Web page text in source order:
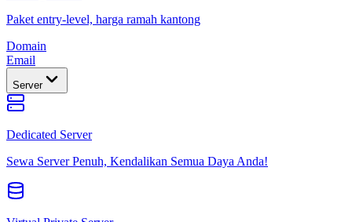
Paket entry-level, harga ramah kantong
Domain
Email
Server
Dedicated Server
Sewa Server Penuh, Kendalikan Semua Daya Anda!